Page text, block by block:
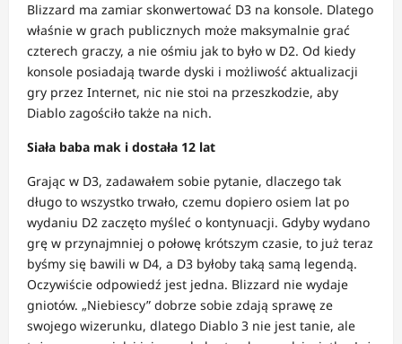
Blizzard ma zamiar skonwertować D3 na konsole. Dlatego
właśnie w grach publicznych może maksymalnie grać
czterech graczy, a nie ośmiu jak to było w D2. Od kiedy
konsole posiadają twarde dyski i możliwość aktualizacji
gry przez Internet, nic nie stoi na przeszkodzie, aby
Diablo zagościło także na nich.
Siała baba mak i dostała 12 lat
Grając w D3, zadawałem sobie pytanie, dlaczego tak
długo to wszystko trwało, czemu dopiero osiem lat po
wydaniu D2 zaczęto myśleć o kontynuacji. Gdyby wydano
grę w przynajmniej o połowę krótszym czasie, to już teraz
byśmy się bawili w D4, a D3 byłoby taką samą legendą.
Oczywiście odpowiedź jest jedna. Blizzard nie wydaje
gniotów. „Niebiescy” dobrze sobie zdają sprawę ze
swojego wizerunku, dlatego Diablo 3 nie jest tanie, ale